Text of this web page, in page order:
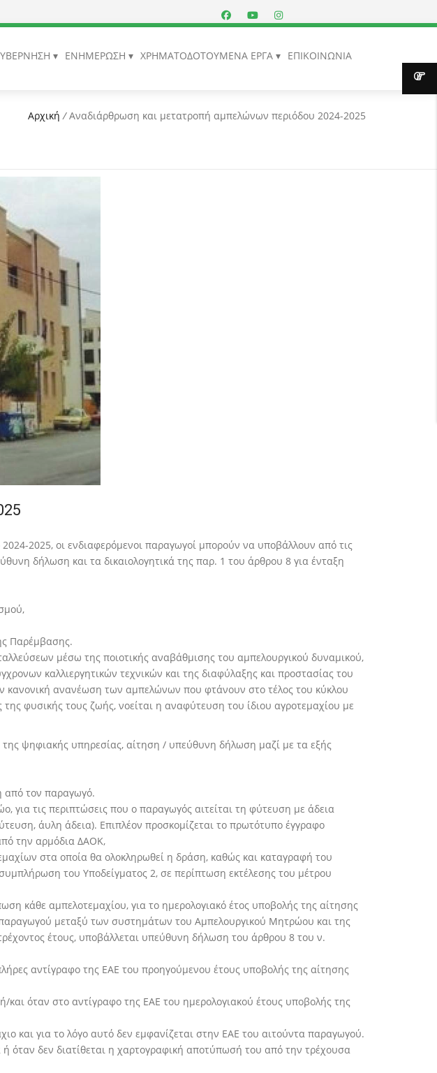
ΕΝΗΜΕΡΩΣΗ ΧΡΗΜΑΤΟΔΟΤΟΥΜΕΝΑ ΕΡΓΑ ΕΠΙΚΟΙΝΩΝΙΑ
Αρχική /Αναδιάρθρωση και μετατροπή αμπελώνων περιόδου 2024-2025
2025, οι ενδιαφερόμενοι παραγωγοί μπορούν να υποβάλλουν από τις
δήλωση και τα δικαιολογητικά της παρ. 1 του άρθρου 8 για ένταξη
Παρέμβασης.
μέσω της ποιοτικής αναβάθμισης του αμπελουργικού δυναμικού,
καλλιεργητικών τεχνικών και της διαφύλαξης και προστασίας του
ανανέωση των αμπελώνων που φτάνουν στο τέλος του κύκλου
φυσικής τους ζωής, νοείται η αναφύτευση του ίδιου αγροτεμαχίου με
ψηφιακής υπηρεσίας, αίτηση / υπεύθυνη δήλωση μαζί με τα εξής
από τον παραγωγό.
τις περιπτώσεις που ο παραγωγός αιτείται τη φύτευση με άδεια
άυλη άδεια). Επιπλέον προσκομίζεται το πρωτότυπο έγγραφο
την αρμόδια ΔΑΟΚ,
στα οποία θα ολοκληρωθεί η δράση, καθώς και καταγραφή του
του Υποδείγματος 2, σε περίπτωση εκτέλεσης του μέτρου
κάθε αμπελοτεμαχίου, για το ημερολογιακό έτος υποβολής της αίτησης
μεταξύ των συστημάτων του Αμπελουργικού Μητρώου και της
έτους, υποβάλλεται υπεύθυνη δήλωση του άρθρου 8 του ν.
αντίγραφο της ΕΑΕ του προηγούμενου έτους υποβολής της αίτησης
και όταν στο αντίγραφο της ΕΑΕ του ημερολογιακού έτους υποβολής της
και για το λόγο αυτό δεν εμφανίζεται στην ΕΑΕ του αιτούντα παραγωγού.
όταν δεν διατίθεται η χαρτογραφική αποτύπωσή του από την τρέχουσα